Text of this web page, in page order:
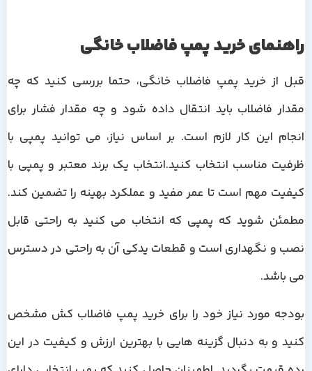
راهنمای خرید پمپ فاضلاب خانگی
قبل از خرید پمپ فاضلاب خانگی، حتما بررسی کنید که چه
مقدار فاضلاب باید انتقال داده شود و چه مقدار فشار برای
انجام این کار لازم است. بر اساس نیاز، می توانید پمپی با
ظرفیت مناسب انتخاب کنید.انتخاب یک برند معتبر و پمپی با
کیفیت مهم است تا عمر مفید و عملکرد بهینه را تضمین کند.
مطمئن شوید که پمپی که انتخاب می کنید به راحتی قابل
نصب و نگهداری است و قطعات یدکی آن به راحتی در دسترس
می باشد.
بودجه مورد نیاز خود را برای خرید پمپ فاضلاب کش مشخص
کنید و به دنبال گزینه هایی با بهترین ارزش و کیفیت در این